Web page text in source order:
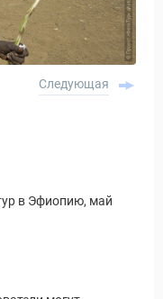
Следующая
в Эфиопию, май